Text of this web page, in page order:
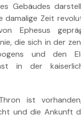
Gebäudes
damalige Zeit
Ephesus
die sich in der
und den
in der
ist
und die Ankunft